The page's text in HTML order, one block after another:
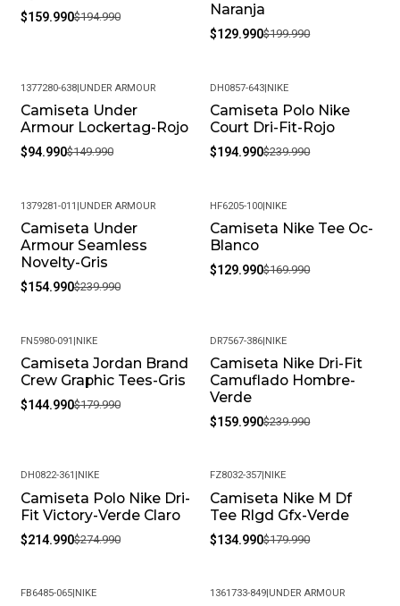
$159.990$194.990
Naranja
$129.990$199.990
-37%
1377280-638|UNDER ARMOUR
Camiseta Under
Armour Lockertag-Rojo
$94.990$149.990
-19%
DH0857-643|NIKE
Camiseta Polo Nike
Court Dri-Fit-Rojo
$194.990$239.990
-35%
1379281-011 |UNDER ARMOUR
Camiseta Under
Armour Seamless
Novelty-Gris
$154.990$239.990
-24%
HF6205-100|NIKE
Camiseta Nike Tee Oc-
Blanco
$129.990$169.990
-19%
FN5980-091 |NIKE
Camiseta Jordan Brand
Crew Graphic Tees-Gris
$144.990$179.990
-33%
DR7567-386|NIKE
Camiseta Nike Dri-Fit
Camuflado Hombre-
Verde
$159.990$239.990
-22%
DH0822-361 NIKE
Camiseta Polo Nike Dri-
Fit Victory-Verde Claro
$214.990$274.990
-25%
FZ8032-357 NIKE
Camiseta Nike M Df
Tee Rlgd Gfx-Verde
$134.990$179.990
FB6485-065| NIKE 1361733-849 UNDER ARMOUR